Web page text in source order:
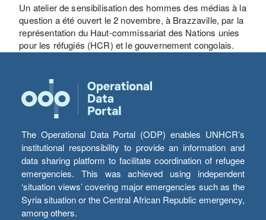
Un atelier de sensibilisation des hommes des médias à la
question a été ouvert le 2 novembre, à Brazzaville, par la
représentation du Haut-commissariat des Nations unies
pour les réfugiés (HCR) et le gouvernement congolais.
The Operational Data Portal (ODP) enables UNHCR’s
institutional responsibility to provide an information and
data sharing platform to facilitate coordination of refugee
emergencies. This was achieved using independent
‘situation views’ covering major emergencies such as the
Syria situation or the Central African Republic emergency,
among others.